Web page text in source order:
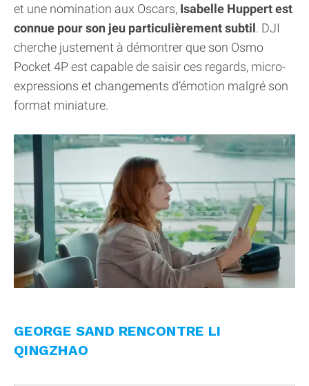
et une nomination aux Oscars, Isabelle Huppert est
connue pour son jeu particulièrement subtil. DJI
cherche justement à démontrer que son Osmo
Pocket 4P est capable de saisir ces regards, micro-
expressions et changements d’émotion malgré son
format miniature.
GEORGE SAND RENCONTRE LI
QINGZHAO